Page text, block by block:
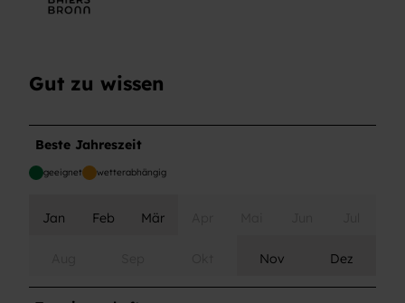
Gut zu wissen
Beste Jahreszeit
geeignet wetterabhängig
Jan Feb Mär
Nov Dez